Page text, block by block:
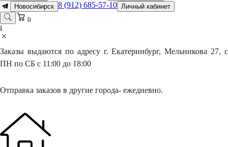
Новосибирск 8 (912) 685-57-10 Личный кабинет
0
i
Заказы выдаются по адресу г. Екатеринбург, Мельникова 27, с
ПН по СБ с 11:00 до 18:00
Отправка заказов в другие города- ежедневно.